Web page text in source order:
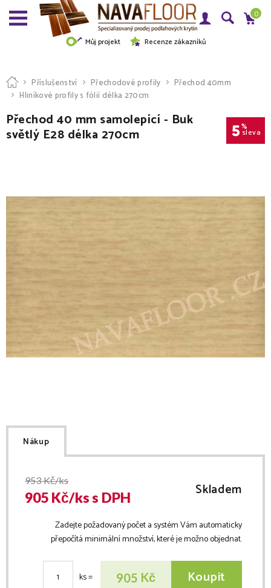
Můj projekt Recenze zákazníků
0
Příslušenství Přechodové profily
Přechod 40mm
Hliníkové profily s fólií délka 270cm
Přechod 40 mm samolepící - Buk
světlý E28 délka 270cm 5 %
sleva
Nákup
953Kč/ks
905 Kč/kss DPH Skladem
Zadejte požadovaný počet a systém Vám automaticky
přepočítá minimální množství, které je možno objednat.
ks= 905 Kč Koupit